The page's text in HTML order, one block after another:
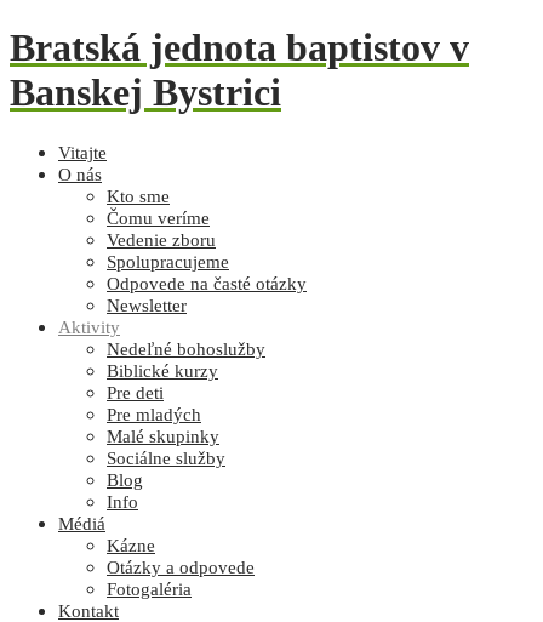
Bratská jednota baptistov v
Banskej Bystrici
Vitajte
O nás
Kto sme
Čomu veríme
Vedenie zboru
Spolupracujeme
Odpovede na časté otázky
Newsletter
Aktivity
Nedeľné bohoslužby
Biblické kurzy
Pre deti
Pre mladých
Malé skupinky
Sociálne služby
Blog
Info
Médiá
Kázne
Otázky a odpovede
Fotogaléria
Kontakt